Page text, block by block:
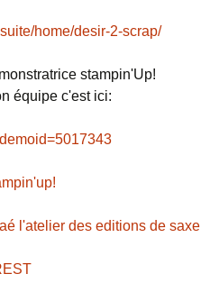
home/desir-2-scrap/
stampin'Up!
équipe c'est ici:
l'atelier des editions de saxe